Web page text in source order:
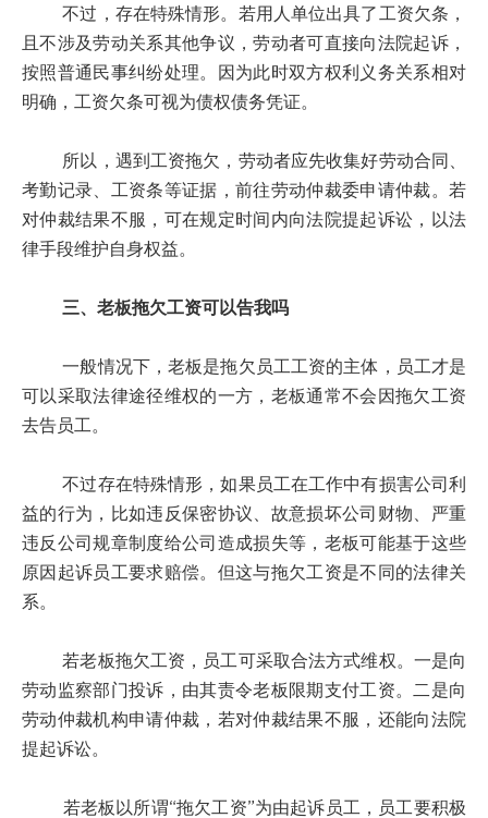
不过，存在特殊情形。若用人单位出具了工资欠条，
且不涉及劳动关系其他争议，劳动者可直接向法院起诉，
按照普通民事纠纷处理。因为此时双方权利义务关系相对
明确，工资欠条可视为债权债务凭证。
所以，遇到工资拖欠，劳动者应先收集好劳动合同、
考勤记录、工资条等证据，前往劳动仲裁委申请仲裁。若
对仲裁结果不服，可在规定时间内向法院提起诉讼，以法
律手段维护自身权益。
三、老板拖欠工资可以告我吗
一般情况下，老板是拖欠员工工资的主体，员工才是
可以采取法律途径维权的一方，老板通常不会因拖欠工资
去告员工。
不过存在特殊情形，如果员工在工作中有损害公司利
益的行为，比如违反保密协议、故意损坏公司财物、严重
违反公司规章制度给公司造成损失等，老板可能基于这些
原因起诉员工要求赔偿。但这与拖欠工资是不同的法律关
系。
若老板拖欠工资，员工可采取合法方式维权。一是向
劳动监察部门投诉，由其责令老板限期支付工资。二是向
劳动仲裁机构申请仲裁，若对仲裁结果不服，还能向法院
提起诉讼。
若老板以所谓“拖欠工资”为由起诉员工，员工要积极